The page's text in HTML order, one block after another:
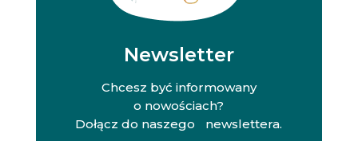
Newsletter
Chcesz być informowany
o nowościach?
Dołącz do naszego newslettera.